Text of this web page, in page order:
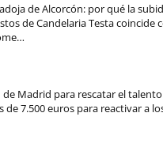
de Alcorcón: por qué la
de Candelaria Testa coincide
de Madrid para rescatar el
de 7.500 euros para reactivar a